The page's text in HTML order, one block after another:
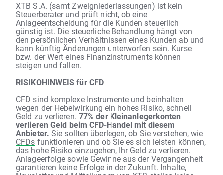
XTB S.A. (samt Zweigniederlassungen) ist kein
Steuerberater und prüft nicht, ob eine
Anlageentscheidung für die Kunden steuerlich
günstig ist. Die steuerliche Behandlung hängt von
den persönlichen Verhältnissen eines Kunden ab und
kann künftig Änderungen unterworfen sein. Kurse
bzw. der Wert eines Finanzinstruments können
steigen und fallen.
RISIKOHINWEIS für CFD
CFD sind komplexe Instrumente und beinhalten
wegen der Hebelwirkung ein hohes Risiko, schnell
Geld zu verlieren. 77% der Kleinanlegerkonten
verlieren Geld beim CFD-Handel mit diesem
Anbieter. Sie sollten überlegen, ob Sie verstehen, wie
CFDs funktionieren und ob Sie es sich leisten können,
das hohe Risiko einzugehen, Ihr Geld zu verlieren.
Anlageerfolge sowie Gewinne aus der Vergangenheit
garantieren keine Erfolge in der Zukunft. Inhalte,